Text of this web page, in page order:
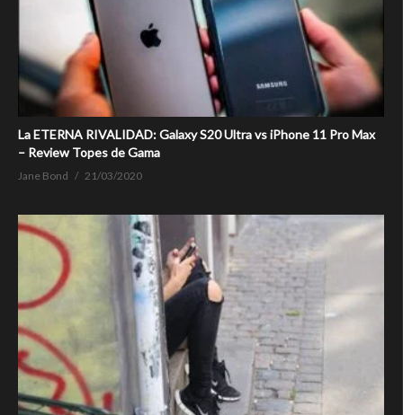
La ETERNA RIVALIDAD: Galaxy S20 Ultra vs iPhone 11 Pro Max
– Review Topes de Gama
Jane Bond 21/03/2020